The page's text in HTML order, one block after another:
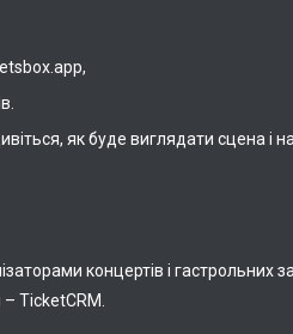
як буде виглядати сцена і
концертів і гастрольних
TicketCRM.